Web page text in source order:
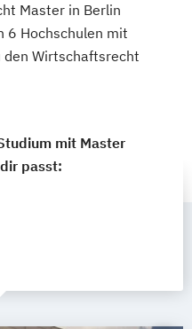
Master in Berlin
6 Hochschulen mit
den Wirtschaftsrecht
mit Master
passt: